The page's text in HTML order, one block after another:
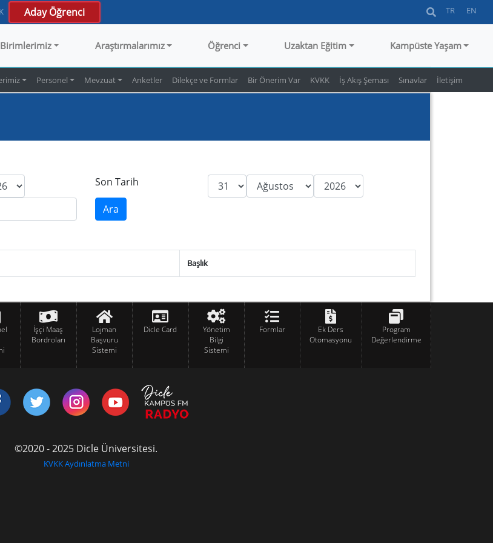
Aday Öğrenci TR EN
Birimlerimiz Araştırmalarımız Öğrenci Uzaktan Eğitim Kampüste Yaşam
Personel Mevzuat Anketler Dilekçe ve Formlar Bir Önerim Var KVKK İş Akış Şeması Sınavlar İletişim
Son Tarih
Başlık
İşçi Maaş
Bordroları
Lojman
Başvuru
Sistemi
Dicle Card
Yönetim
Bilgi
Sistemi
Formlar
Ek Ders
Otomasyonu
Program
Değerlendirme
©2020 - 2025 Dicle Üniversitesi.
KVKK Aydınlatma Metni